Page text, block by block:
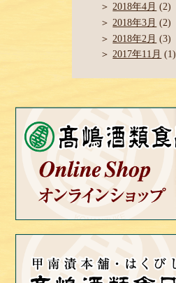
2018年4月 (2)
2018年3月 (2)
2018年2月 (3)
2017年11月 (1)